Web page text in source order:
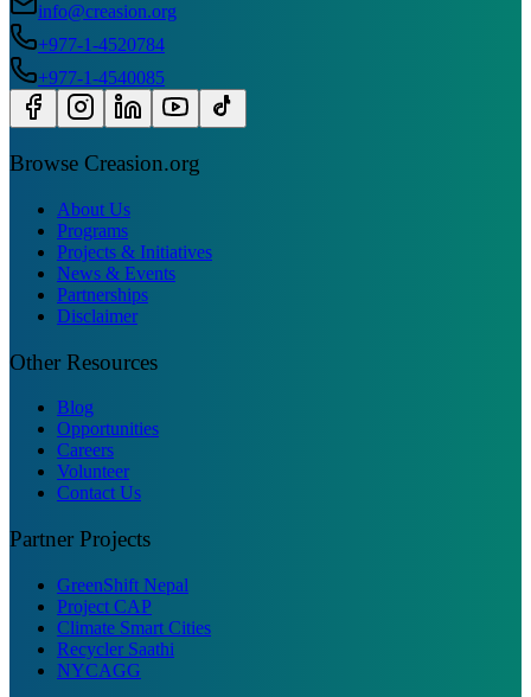
info@creasion.org
+977-1-4520784
+977-1-4540085
Browse Creasion.org
About Us
Programs
Projects & Initiatives
News & Events
Partnerships
Disclaimer
Other Resources
Blog
Opportunities
Careers
Volunteer
Contact Us
Partner Projects
GreenShift Nepal
Project CAP
Climate Smart Cities
Recycler Saathi
NYCAGG